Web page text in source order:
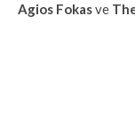
Agios Fokasve